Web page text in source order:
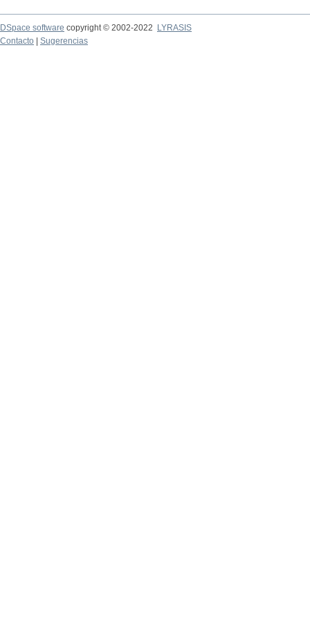
DSpace software copyright © 2002-2022
LYRASIS
Contacto
Sugerencias